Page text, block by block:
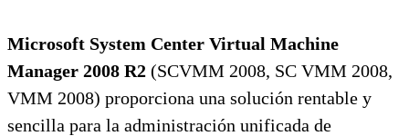
Microsoft System Center Virtual Machine
Manager 2008 R2 (SCVMM 2008, SC VMM 2008,
VMM 2008) proporciona una solución rentable y
sencilla para la administración unificada de